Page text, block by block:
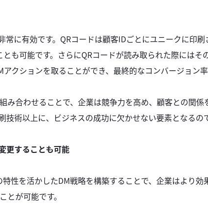
常に有効です。QRコードは顧客IDごとにユニークに印刷
も可能です。さらにQRコードが読み取られた際にはそ
クションを取ることができ、最終的なコンバージョン
み合わせることで、企業は競争力を高め、顧客との関係
技術以上に、ビジネスの成功に欠かせない要素となるの
更することも可能
性を活かしたDM戦略を構築することで、企業はより効
が可能です。